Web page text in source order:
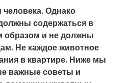
Однако
содержаться в
образом и не должны
Не каждое животное
в квартире. Ниже мы
важные советы и